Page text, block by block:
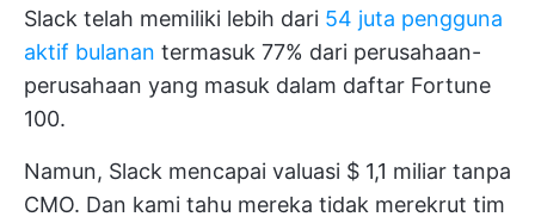
Slack telah memiliki lebih dari 54 juta pengguna
aktif bulanan termasuk 77% dari perusahaan-
perusahaan yang masuk dalam daftar Fortune
100.
Namun, Slack mencapai valuasi $ 1,1 miliar tanpa
CMO. Dan kami tahu mereka tidak merekrut tim